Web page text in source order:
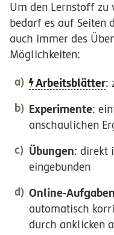
Um den Lernstoff zu
bedarf es auf Seiten
auch immer des
Möglichkeiten:
Arbeitsblätter:
Experimente:
anschaulichen
Übungen: direkt
eingebunden
Online-Aufgaben
automatisch
durch anklicken